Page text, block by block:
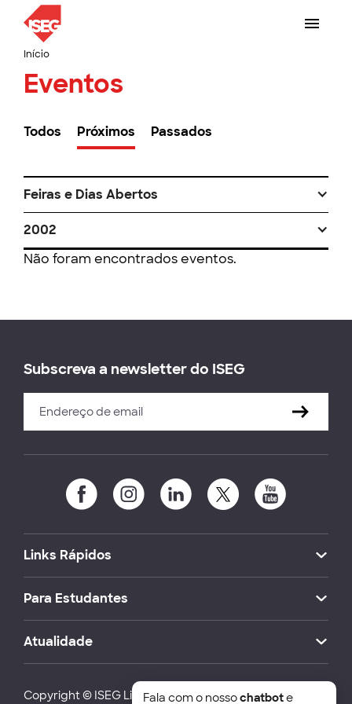
Início
Eventos
Todos Próximos Passados
Feiras e Dias Abertos
2002
Não foram encontrados eventos.
Subscreva a newsletter do ISEG
Links Rápidos
Para Estudantes
Atualidade
Copyright © ISEG Lisbon School of Economics and
Fala com o nossochatbote